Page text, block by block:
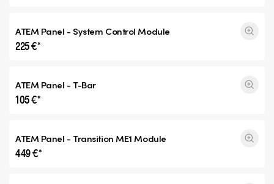
ATEM Panel - System Control Module
225 €*
ATEM Panel - T-Bar
105 €*
ATEM Panel - Transition ME1 Module
449 €*